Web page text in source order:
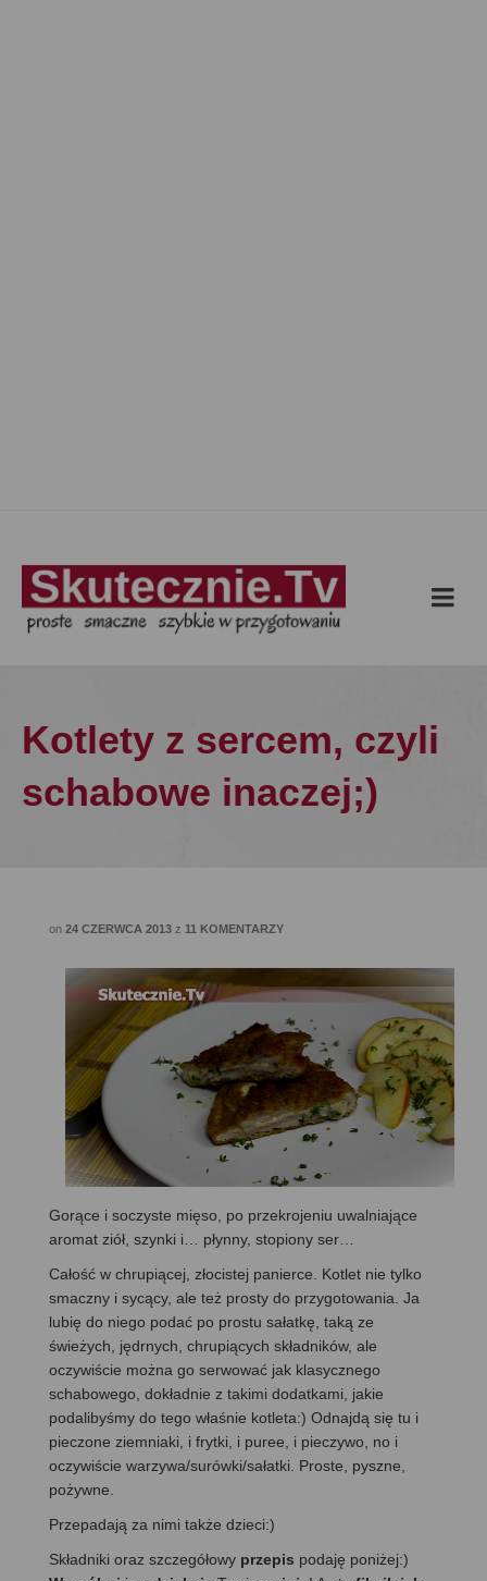
Kotlety z sercem, czyli
schabowe inaczej;)
on 24 CZERWCA 2013 z 11 KOMENTARZY
Gorące i soczyste mięso, po przekrojeniu uwalniające
aromat ziół, szynki i… płynny, stopiony ser…
Całość w chrupiącej, złocistej panierce. Kotlet nie tylko
smaczny i sycący, ale też prosty do przygotowania. Ja
lubię do niego podać po prostu sałatkę, taką ze
świeżych, jędrnych, chrupiących składników, ale
oczywiście można go serwować jak klasycznego
schabowego, dokładnie z takimi dodatkami, jakie
podalibyśmy do tego właśnie kotleta:) Odnajdą się tu i
pieczone ziemniaki, i frytki, i puree, i pieczywo, no i
oczywiście warzywa/surówki/sałatki. Proste, pyszne,
pożywne.
Przepadają za nimi także dzieci:)
Składniki oraz szczegółowy przepis podaję poniżej:)